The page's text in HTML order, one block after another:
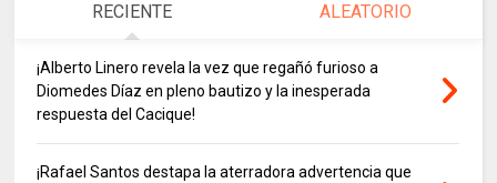
RECIENTE ALEATORIO
¡Alberto Linero revela la vez que regañó furioso a
Diomedes Díaz en pleno bautizo y la inesperada
respuesta del Cacique!
¡Rafael Santos destapa la aterradora advertencia que